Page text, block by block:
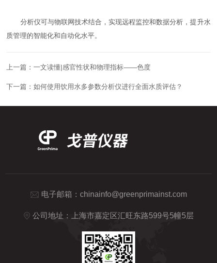
分析仪可与物联网技术结合，实现远程监控和数据分析，提升水
质管理的智能化和自动化水平。
上一篇：一文读懂|感官性状和物理指标——色度
下一篇：如何使用饮用水多参数分析仪进行全面水质评估？
电子邮箱： chinainfo@greenprimainst.com
公司地址：上海市嘉定区汇旺东路599号5幢5层